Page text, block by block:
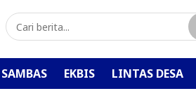
SAMBAS EKBIS LINTAS DESA